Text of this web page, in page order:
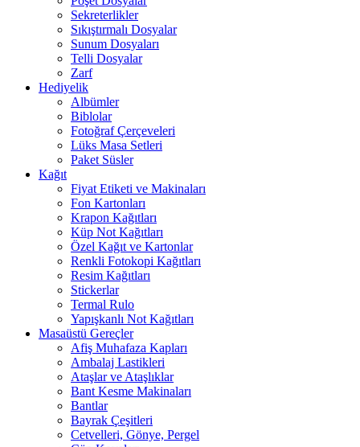
Sekreterlikler
Sıkıştırmalı Dosyalar
Sunum Dosyaları
Telli Dosyalar
Zarf
Hediyelik
Albümler
Biblolar
Fotoğraf Çerçeveleri
Lüks Masa Setleri
Paket Süsler
Kağıt
Fiyat Etiketi ve Makinaları
Fon Kartonları
Krapon Kağıtları
Küp Not Kağıtları
Özel Kağıt ve Kartonlar
Renkli Fotokopi Kağıtları
Resim Kağıtları
Stickerlar
Termal Rulo
Yapışkanlı Not Kağıtları
Masaüstü Gereçler
Afiş Muhafaza Kapları
Ambalaj Lastikleri
Ataşlar ve Ataşlıklar
Bant Kesme Makinaları
Bantlar
Bayrak Çeşitleri
Cetvelleri, Gönye, Pergel